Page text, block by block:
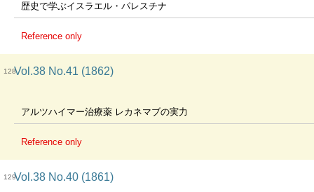
歴史で学ぶイスラエル・パレスチナ
Reference only
128Vol.38 No.41 (1862)
アルツハイマー治療薬 レカネマブの実力
Reference only
129Vol.38 No.40 (1861)